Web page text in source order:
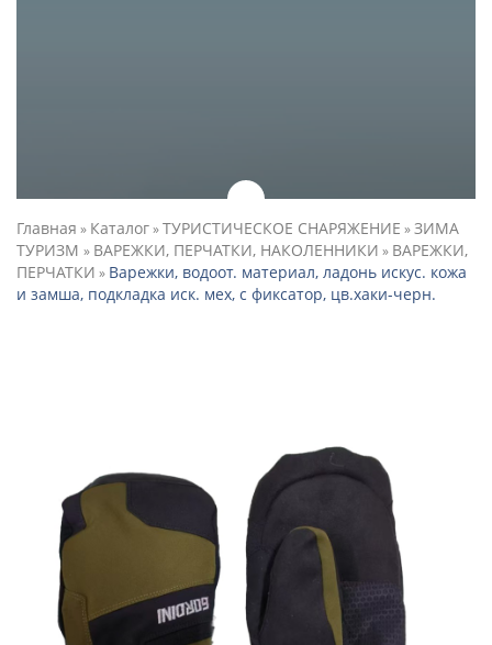
Главная » Каталог»ТУРИСТИЧЕСКОЕ СНАРЯЖЕНИЕ »ЗИМА
ТУРИЗМ » ВАРЕЖКИ, ПЕРЧАТКИ, НАКОЛЕННИКИ » ВАРЕЖКИ,
ПЕРЧАТКИ » Варежки, водоот. материал, ладонь искус. кожа
и замша, подкладка иск. мех, с фиксатор, цв.хаки-черн.